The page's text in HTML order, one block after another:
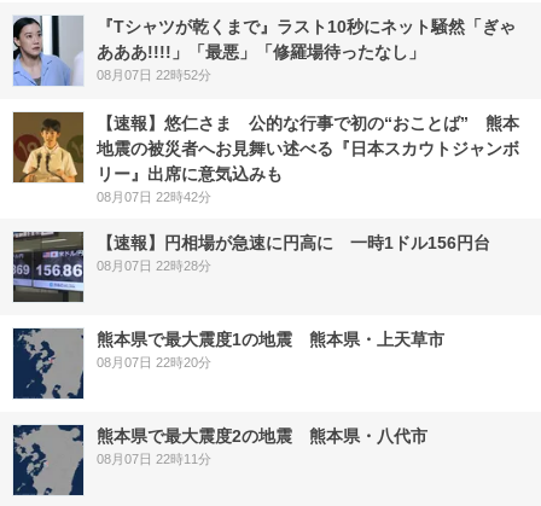
『Tシャツが乾くまで』ラスト10秒にネット騒然「ぎゃ
あああ!!!!」「最悪」「修羅場待ったなし」
08月07日 22時52分
【速報】悠仁さま 公的な行事で初の“おことば” 熊本
地震の被災者へお見舞い述べる『日本スカウトジャンボ
リー』出席に意気込みも
08月07日 22時42分
【速報】円相場が急速に円高に 一時1ドル156円台
08月07日 22時28分
熊本県で最大震度1の地震 熊本県・上天草市
08月07日 22時20分
熊本県で最大震度2の地震 熊本県・八代市
08月07日 22時11分